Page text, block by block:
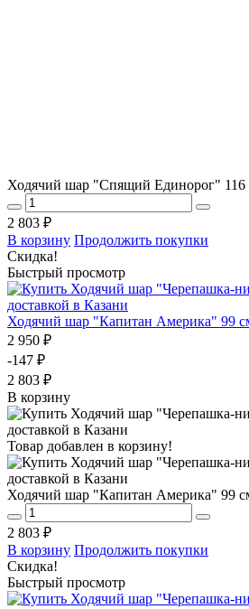
Ходячий шар "Спящий Единорог" 116
2 803 ₽
В корзину Продолжить покупки
Скидка!
Быстрый просмотр
Ходячий шар "Капитан Америка" 99
2 950 ₽
-147 ₽
2 803 ₽
В корзину
Товар добавлен в корзину!
Ходячий шар "Капитан Америка" 99
2 803 ₽
В корзину Продолжить покупки
Скидка!
Быстрый просмотр